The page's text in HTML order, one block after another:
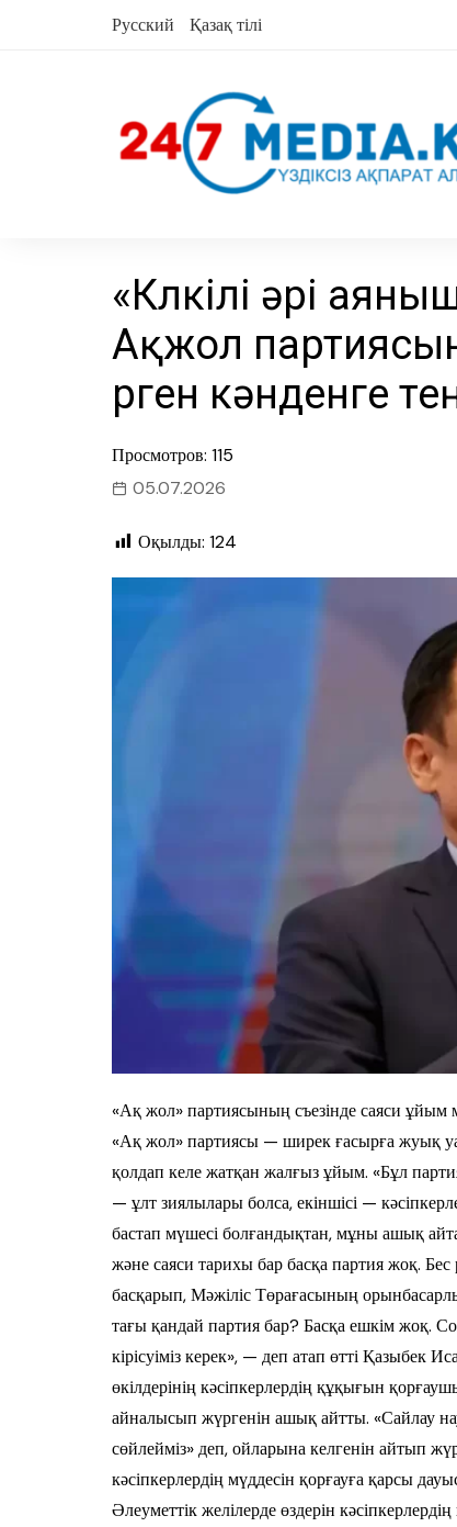
Русский Қазақ тілі
«Күлкілі әрі
Ақжол
үрген кәнденге
Просмотров: 115
05.07.2026
Оқылды: 124
«Ақ жол» партиясының съезінде саяси
«Ақ жол» партиясы — ширек ғасырға жуық
қолдап келе жатқан жалғыз ұйым. «Бұл
— ұлт зиялылары болса, екіншісі —
бастап мүшесі болғандықтан, мұны ашық
және саяси тарихы бар басқа партия жоқ.
басқарып, Мәжіліс Төрағасының
тағы қандай партия бар? Басқа ешкім жоқ.
кірісуіміз керек», — деп атап өтті Қазыбек
өкілдерінің кәсіпкерлердің құқығын
айналысып жүргенін ашық айтты. «Сайлау
сөйлейміз» деп, ойларына келгенін айтып
кәсіпкерлердің мүддесін қорғауға қарсы
Әлеуметтік желілерде өздерін